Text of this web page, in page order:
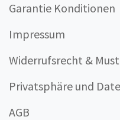
Garantie Konditionen
Impressum
Widerrufsrecht &
Privatsphäre und
AGB